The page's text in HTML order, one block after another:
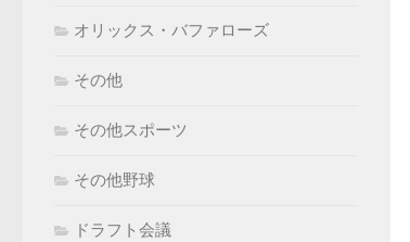
オリックス・バファローズ
その他
その他スポーツ
その他野球
ドラフト会議